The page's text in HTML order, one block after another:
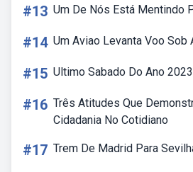
#13 Um De Nós Está Mentindo
#14 Um Aviao Levanta Voo Sob
#15 Ultimo Sabado Do Ano
#16 Três Atitudes Que
Cidadania No Cotidiano
#17 Trem De Madrid Para